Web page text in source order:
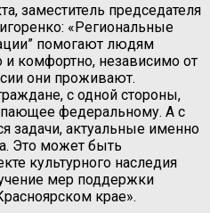
заместитель председателя
«Региональные
помогают людям
комфортно, независимо от
они проживают.
с одной стороны,
федеральному. А с
задачи, актуальные именно
Это может быть
культурного наследия
мер поддержки
крае».